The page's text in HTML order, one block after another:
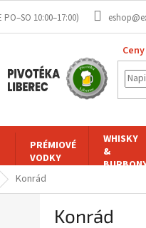
PRÉMIOVÉ
VODKY
WHISKY
&
Konrád
Konrád